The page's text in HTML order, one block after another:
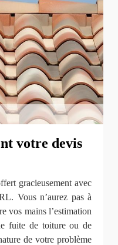
votre devis
gracieusement avec
Vous n’aurez pas à
vos mains l’estimation
fuite de toiture ou de
de votre problème